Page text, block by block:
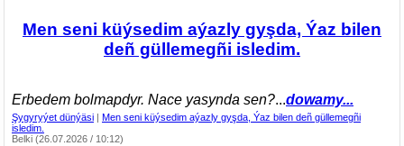
Men seni küýsedim aýazly gyşda, Ýaz bilen
deñ güllemegñi isledim.
Erbedem bolmapdyr. Nace yasynda sen?...dowamy...
Şygyryýet dünýäsi
Men seni küýsedim aýazly gyşda, Ýaz bilen deñ güllemegñi
isledim.
Belki (26.07.2026 / 10:12)